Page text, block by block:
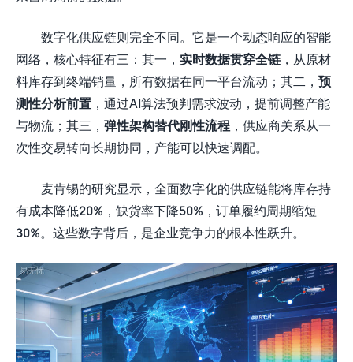
数字化供应链则完全不同。它是一个动态响应的智能
网络，核心特征有三：其一， 实时数据贯穿全链 ，从原材
料库存到终端销量，所有数据在同一平台流动；其二， 预
测性分析前置 ，通过AI算法预判需求波动，提前调整产能
与物流；其三， 弹性架构替代刚性流程 ，供应商关系从一
次性交易转向长期协同，产能可以快速调配。
麦肯锡的研究显示，全面数字化的供应链能将库存持
有成本降低20%，缺货率下降50%，订单履约周期缩短
30%。这些数字背后，是企业竞争力的根本性跃升。